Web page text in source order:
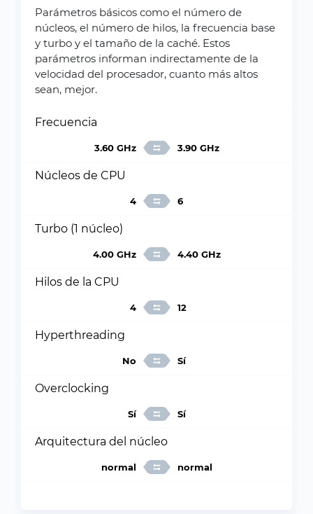
Parámetros básicos como el número de
núcleos, el número de hilos, la frecuencia base
y turbo y el tamaño de la caché. Estos
parámetros informan indirectamente de la
velocidad del procesador, cuanto más altos
sean, mejor.
Frecuencia
3.60 GHz 3.90 GHz
Núcleos de CPU
4 6
Turbo (1 núcleo)
4.00 GHz 4.40 GHz
Hilos de la CPU
4 12
Hyperthreading
No Sí
Overclocking
Sí Sí
Arquitectura del núcleo
normal normal